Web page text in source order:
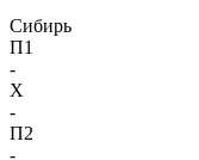
Сибирь
П1
-
X
-
П2
-